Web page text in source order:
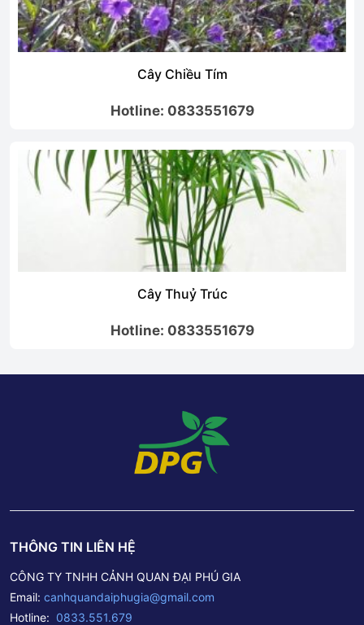
Cây Chiều Tím
Hotline: 0833551679
Cây Thuỷ Trúc
Hotline: 0833551679
THÔNG TIN LIÊN HỆ
CÔNG TY TNHH CẢNH QUAN ĐẠI PHÚ GIA
Email: canhquandaiphugia@gmail.com
Hotline: 0833.551.679